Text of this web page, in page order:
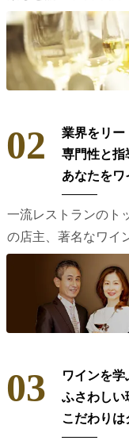
02
業界をリー
専門性と指
あなたをワ
一流レストランのト
の店主、著名なワイ
03
ワインを学
ふさわしい
こだわりは